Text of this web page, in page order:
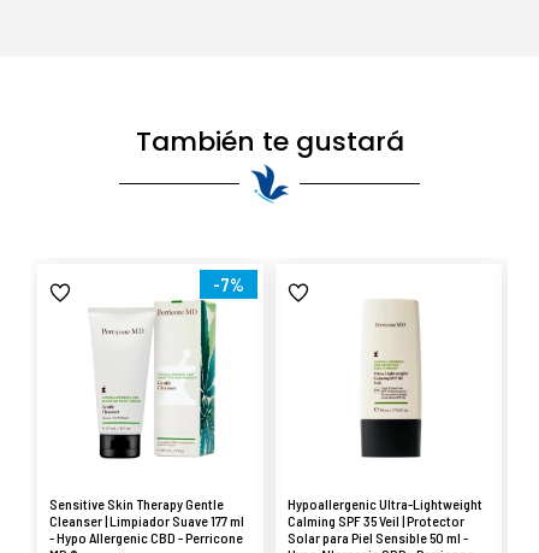
También te gustará
-7%
Sensitive Skin Therapy Gentle
Cleanser | Limpiador Suave 177 ml
- Hypo Allergenic CBD - Perricone
Hypoallergenic Ultra-Lightweight
Calming SPF 35 Veil | Protector
Solar para Piel Sensible 50 ml -